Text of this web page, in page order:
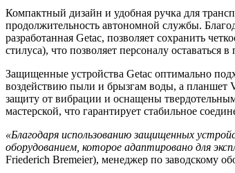
Компактный дизайн и удобная ручка для
продолжительность автономной службы.
разработанная Getac, позволяет сохранить
стилуса), что позволяет персоналу оставаться
Защищенные устройства Getac оптимально
воздействию пыли и брызгам воды, а планшет
защиту от вибрации и оснащены
мастерской, что гарантирует стабильное
«Благодаря использованию защищенных
оборудованием, которое адаптировано для
Friederich Bremeier), менеджер по заводскому